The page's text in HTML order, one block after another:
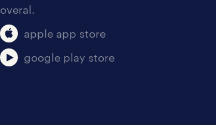
overal.
apple app store
google play store